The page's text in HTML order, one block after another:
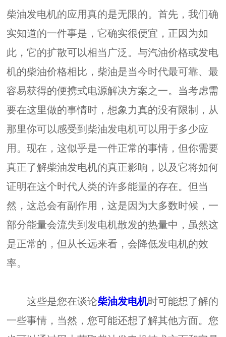
柴油发电机的应用真的是无限的。首先，我们确
实知道的一件事是，它确实很便宜，正因为如
此，它的扩散可以相当广泛。与汽油价格或发电
机的柴油价格相比，柴油是当今时代最可靠、最
容易获得的便携式电源解决方案之一。当考虑需
要在这里做的事情时，想象力真的没有限制，从
那里你可以感受到柴油发电机可以用于多少应
用。现在，这似乎是一件正常的事情，但你需要
真正了解柴油发电机的真正影响，以及它将如何
证明在这个时代人类的许多能量的存在。但当
然，这总会有副作用，这是因为大多数时候，一
部分能量会流失到发电机散发的热量中，虽然这
是正常的，但从长远来看，会降低发电机的效
率。
这些是您在谈论柴油发电机时可能想了解的
一些事情，当然，您可能还想了解其他方面。您